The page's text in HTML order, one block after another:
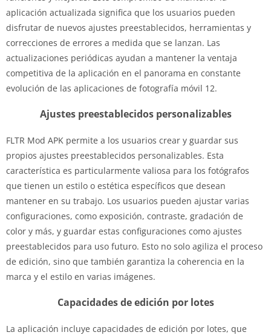
aplicación actualizada significa que los usuarios pueden
disfrutar de nuevos ajustes preestablecidos, herramientas y
correcciones de errores a medida que se lanzan. Las
actualizaciones periódicas ayudan a mantener la ventaja
competitiva de la aplicación en el panorama en constante
evolución de las aplicaciones de fotografía móvil 12.
Ajustes preestablecidos personalizables
FLTR Mod APK permite a los usuarios crear y guardar sus
propios ajustes preestablecidos personalizables. Esta
característica es particularmente valiosa para los fotógrafos
que tienen un estilo o estética específicos que desean
mantener en su trabajo. Los usuarios pueden ajustar varias
configuraciones, como exposición, contraste, gradación de
color y más, y guardar estas configuraciones como ajustes
preestablecidos para uso futuro. Esto no solo agiliza el proceso
de edición, sino que también garantiza la coherencia en la
marca y el estilo en varias imágenes.
Capacidades de edición por lotes
La aplicación incluye capacidades de edición por lotes, que